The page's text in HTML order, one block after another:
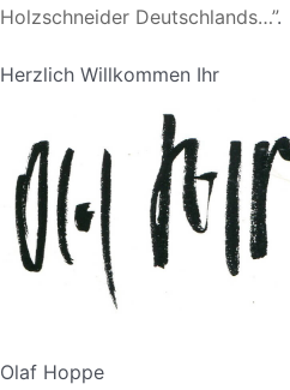
Holzschneider Deutschlands…”.
Herzlich Willkommen Ihr
Olaf Hoppe